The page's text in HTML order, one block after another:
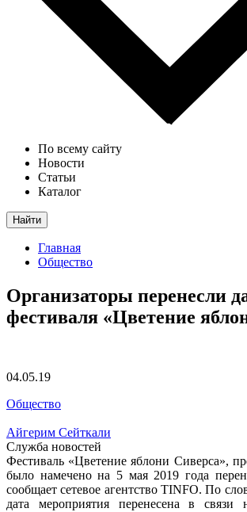
По всему сайту
Новости
Статьи
Каталог
Найти
Главная
Общество
Организаторы перенесли
фестиваля «Цветение
04.05.19
Общество
Айгерим Сейткали
Служба новостей
Фестиваль «Цветение яблони Сиверса»,
было намечено на 5 мая 2019 года
сообщает сетевое агентство TINFO. По
дата мероприятия перенесена в связи